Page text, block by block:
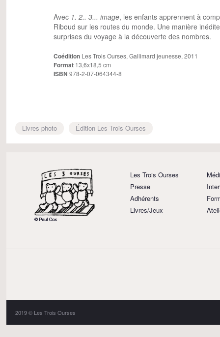
Avec 1. 2.. 3... image, les enfants apprennent à
Riboud sur les routes du monde. Une manière
surprises du voyage à la découverte des nombres.
Coédition Les Trois Ourses, Gallimard jeunesse, 2011
Format 13,6x18,5 cm
ISBN 978-2-07-064344-8
Livres photo Édition Les Trois Ourses
Les Trois Ourses
Presse
Adhérents
Livres/Jeux
2019 © Les Trois Ourses